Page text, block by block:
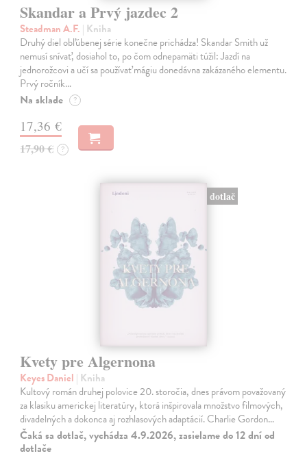
Skandar a Prvý jazdec 2
Steadman A.F. | Kniha
Druhý diel obľúbenej série konečne prichádza! Skandar Smith už
nemusí snívať, dosiahol to, po čom odnepamäti túžil: Jazdí na
jednorožcovi a učí sa používať mágiu donedávna zakázaného elementu.
Prvý ročník…
Na sklade ?
17,36 €
17,90 € ?
dotlač
Kvety pre Algernona
Keyes Daniel | Kniha
Kultový román druhej polovice 20. storočia, dnes právom považovaný
za klasiku americkej literatúry, ktorá inšpirovala množstvo filmových,
divadelných a dokonca aj rozhlasových adaptácií. Charlie Gordon…
Čaká sa dotlač, vychádza 4.9.2026, zasielame do 12 dní od
dotlače